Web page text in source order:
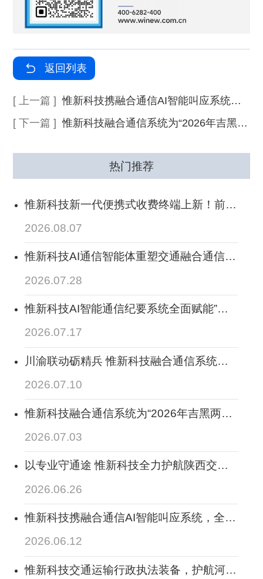
返回列表
[ 上一篇 ]
惟新科技携融合通信AI智能叫应系统，全面助力2026陕西交通科技活动周顺利开展
[ 下一篇 ]
惟新科技融合通信系统为“2026年吉黑两省公路应急抢险综合实战演练”圆满举行提供全方位通信调度保障
热门推荐
惟新科技新一代便携式收费终端上新！前端
特情处置、联动云控中心构建高速公路“收
2026.08.07
惟新科技AI通信智能体重塑交通融合通信中
2026.07.28
惟新科技AI智能通信纪要系统全面赋能”人
工智能+交通运输“全业务场景：让通信留
2026.07.17
川渝联动砺精兵 惟新科技融合通信系统保
畅应急线--2026年度四川省交通运输跨区域
2026.07.10
惟新科技融合通信系统为“2026年吉黑两省
公路应急抢险综合实战演练”圆满举行提供
2026.07.03
以专业守通途 惟新科技全力护航陕西交通
2026.06.26
惟新科技携融合通信AI智能叫应系统，全面
助力2026陕西交通科技活动周顺利开展
2026.06.12
惟新科技交通运输行政执法装备，护航河北